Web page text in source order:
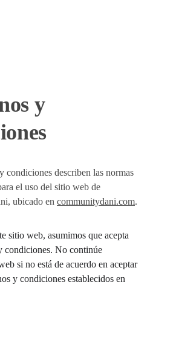
y
condiciones describen las normas
el uso del sitio web de
ubicado en communitydani.com.
sitio web, asumimos que acepta
condiciones. No continúe
si no está de acuerdo en aceptar
y condiciones establecidos en